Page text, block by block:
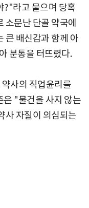
?"라고 물으며 당혹
소문난 단골 약국에
큰 배신감과 함께 아
분통을 터뜨렸다.
사의 직업윤리를
은 "물건을 사지 않는
사 자질이 의심되는